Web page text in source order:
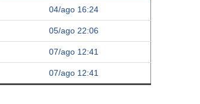
04/ago 16:24
05/ago 22:06
07/ago 12:41
07/ago 12:41